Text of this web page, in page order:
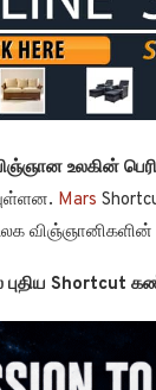
உலகின்
Mars
Shortcut